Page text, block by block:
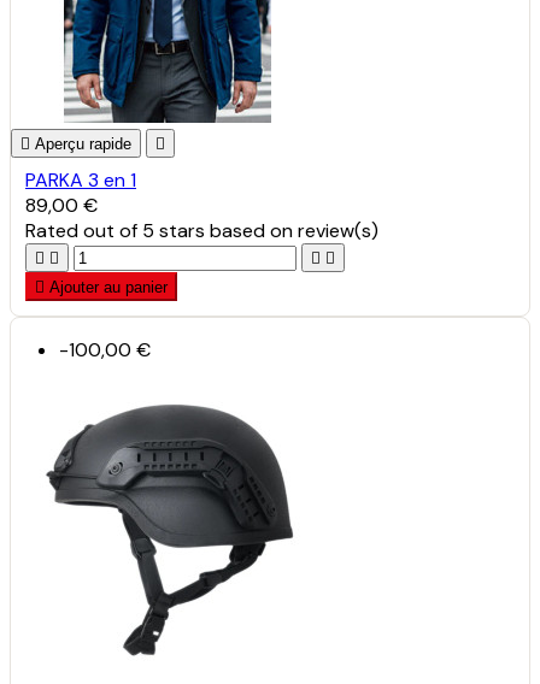
 Aperçu rapide 
PARKA 3 en 1
89,00 €
Ratedout of 5 stars based onreview(s)
   
 Ajouter au panier
-100,00 €